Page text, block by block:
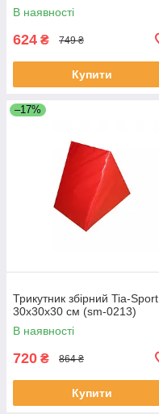
В наявності
624 ₴ 749 ₴
Купити
–17%
Трикутник збірний Tia-Sport
30х30х30 см (sm-0213)
В наявності
720 ₴ 864 ₴
Купити